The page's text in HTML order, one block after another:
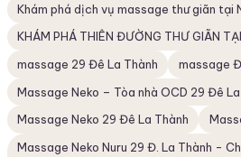
Khám phá dịch vụ massage thư giãn tại
KHÁM PHÁ THIÊN ĐƯỜNG THƯ GIÃN
massage 29 Đê La Thành
massage
Massage Neko – Tòa nhà OCD 29 Đê
Massage Neko 29 Đê La Thành
Massage Neko Nuru 29 Đ. La Thành -